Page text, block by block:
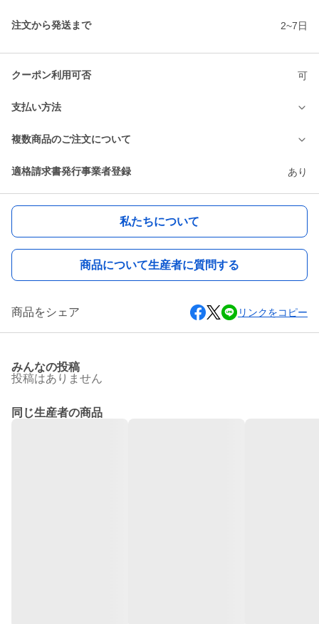
注文から発送まで 2~7日
クーポン利用可否 可
支払い方法
複数商品のご注文について
適格請求書発行事業者登録 あり
私たちについて
商品について生産者に質問する
商品をシェア リンクをコピー
みんなの投稿
投稿はありません
同じ生産者の商品